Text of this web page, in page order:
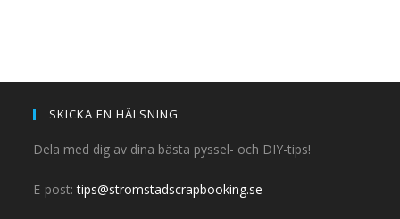
SKICKA EN HÄLSNING
Dela med dig av dina bästa pyssel- och DIY-tips!
E-post:tips@stromstadscrapbooking.se